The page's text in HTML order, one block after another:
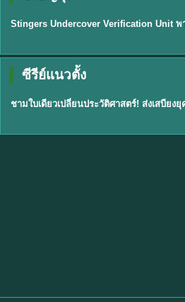
ซีรีย์แนวตั้ง
พากย์ไทย